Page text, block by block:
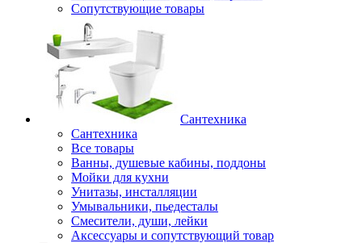
Сопутствующие товары
Сантехника
Сантехника
Все товары
Ванны, душевые кабины, поддоны
Мойки для кухни
Унитазы, инсталляции
Умывальники, пьедесталы
Смесители, души, лейки
Аксессуары и сопутствующий товар